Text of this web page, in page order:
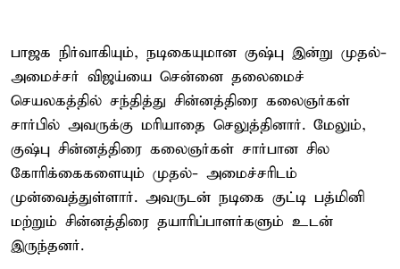
பாஜக நிர்வாகியும், நடிகையுமான குஷ்பு இன்று முதல்-
அமைச்சர் விஜய்யை சென்னை தலைமைச்
செயலகத்தில் சந்தித்து சின்னத்திரை கலைஞர்கள்
சார்பில் அவருக்கு மரியாதை செலுத்தினார். மேலும்,
குஷ்பு சின்னத்திரை கலைஞர்கள் சார்பான சில
கோரிக்கைகளையும் முதல்- அமைச்சரிடம்
முன்வைத்துள்ளார். அவருடன் நடிகை குட்டி பத்மினி
மற்றும் சின்னத்திரை தயாரிப்பாளர்களும் உடன்
இருந்தனர்.